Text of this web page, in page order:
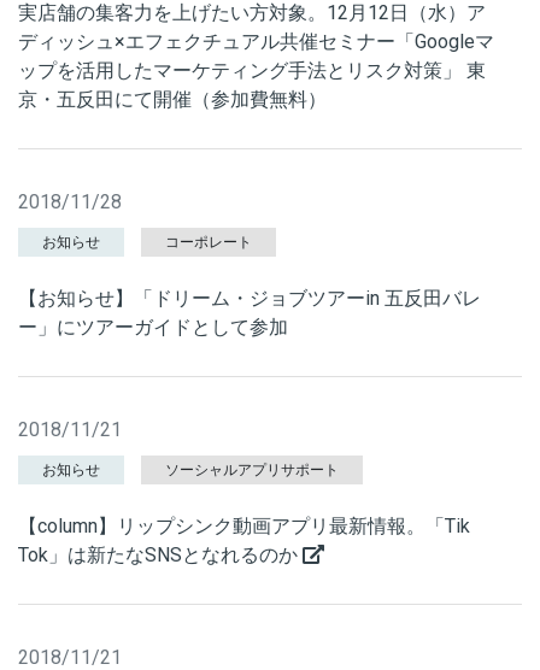
実店舗の集客力を上げたい方対象。12月12日（水）ア
ディッシュ×エフェクチュアル共催セミナー「Googleマ
ップを活用したマーケティング手法とリスク対策」 東
京・五反田にて開催（参加費無料）
2018/11/28
お知らせ コーポレート
【お知らせ】「ドリーム・ジョブツアーin 五反田バレ
ー」にツアーガイドとして参加
2018/11/21
お知らせ ソーシャルアプリサポート
【column】リップシンク動画アプリ最新情報。「Tik
Tok」は新たなSNSとなれるのか
2018/11/21